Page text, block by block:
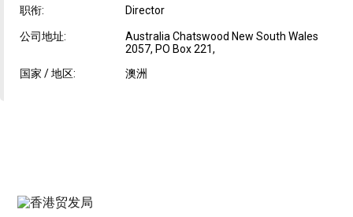
职衔: Director
公司地址:
Australia Chatswood New South Wales
2057, PO Box 221,
国家 / 地区:
澳洲